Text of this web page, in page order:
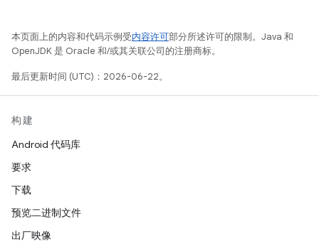
本页面上的内容和代码示例受内容许可部分所述许可的限制。Java 和
OpenJDK 是 Oracle 和/或其关联公司的注册商标。
最后更新时间 (UTC)：2026-06-22。
构建
Android 代码库
要求
下载
预览二进制文件
出厂映像